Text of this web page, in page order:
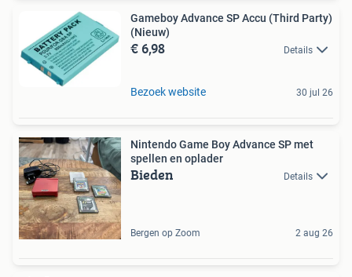
Gameboy Advance SP Accu (Third Party)
(Nieuw)
€ 6,98 Details
Bezoek website 30 jul 26
Nintendo Game Boy Advance SP met
spellen en oplader
Bieden Details
Bergen op Zoom 2 aug 26